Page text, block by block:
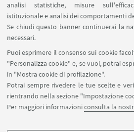
analisi statistiche, misure
istituzionale e analisi dei comportamenti
Se chiudi questo banner continuerai la
necessari.
Puoi esprimere il consenso sui cookie
"Personalizza cookie" e, se vuoi, potrai
in "Mostra cookie di profilazione".
Potrai sempre rivedere le tue scelte e
rientrando nella sezione "Impostazione
Per maggiori informazioniconsulta la
SEGUI IL
SEGUI UNIBO
APP: